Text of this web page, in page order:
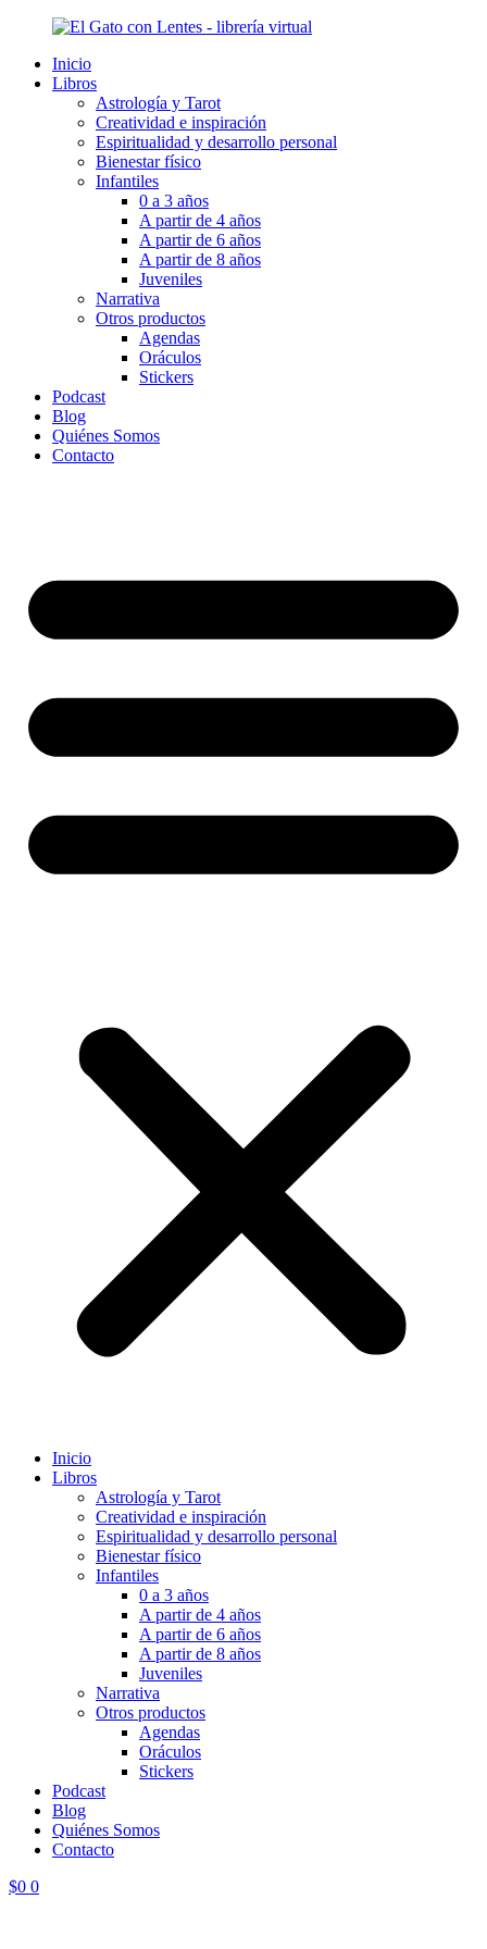
contenido
Inicio
Libros
Astrología y Tarot
Creatividad e inspiración
Espiritualidad y desarrollo personal
Bienestar físico
Infantiles
0 a 3 años
A partir de 4 años
A partir de 6 años
A partir de 8 años
Juveniles
Narrativa
Otros productos
Agendas
Oráculos
Stickers
Podcast
Blog
Quiénes Somos
Contacto
Inicio
Libros
Astrología y Tarot
Creatividad e inspiración
Espiritualidad y desarrollo personal
Bienestar físico
Infantiles
0 a 3 años
A partir de 4 años
A partir de 6 años
A partir de 8 años
Juveniles
Narrativa
Otros productos
Agendas
Oráculos
Stickers
Podcast
Blog
Quiénes Somos
Contacto
$0 0